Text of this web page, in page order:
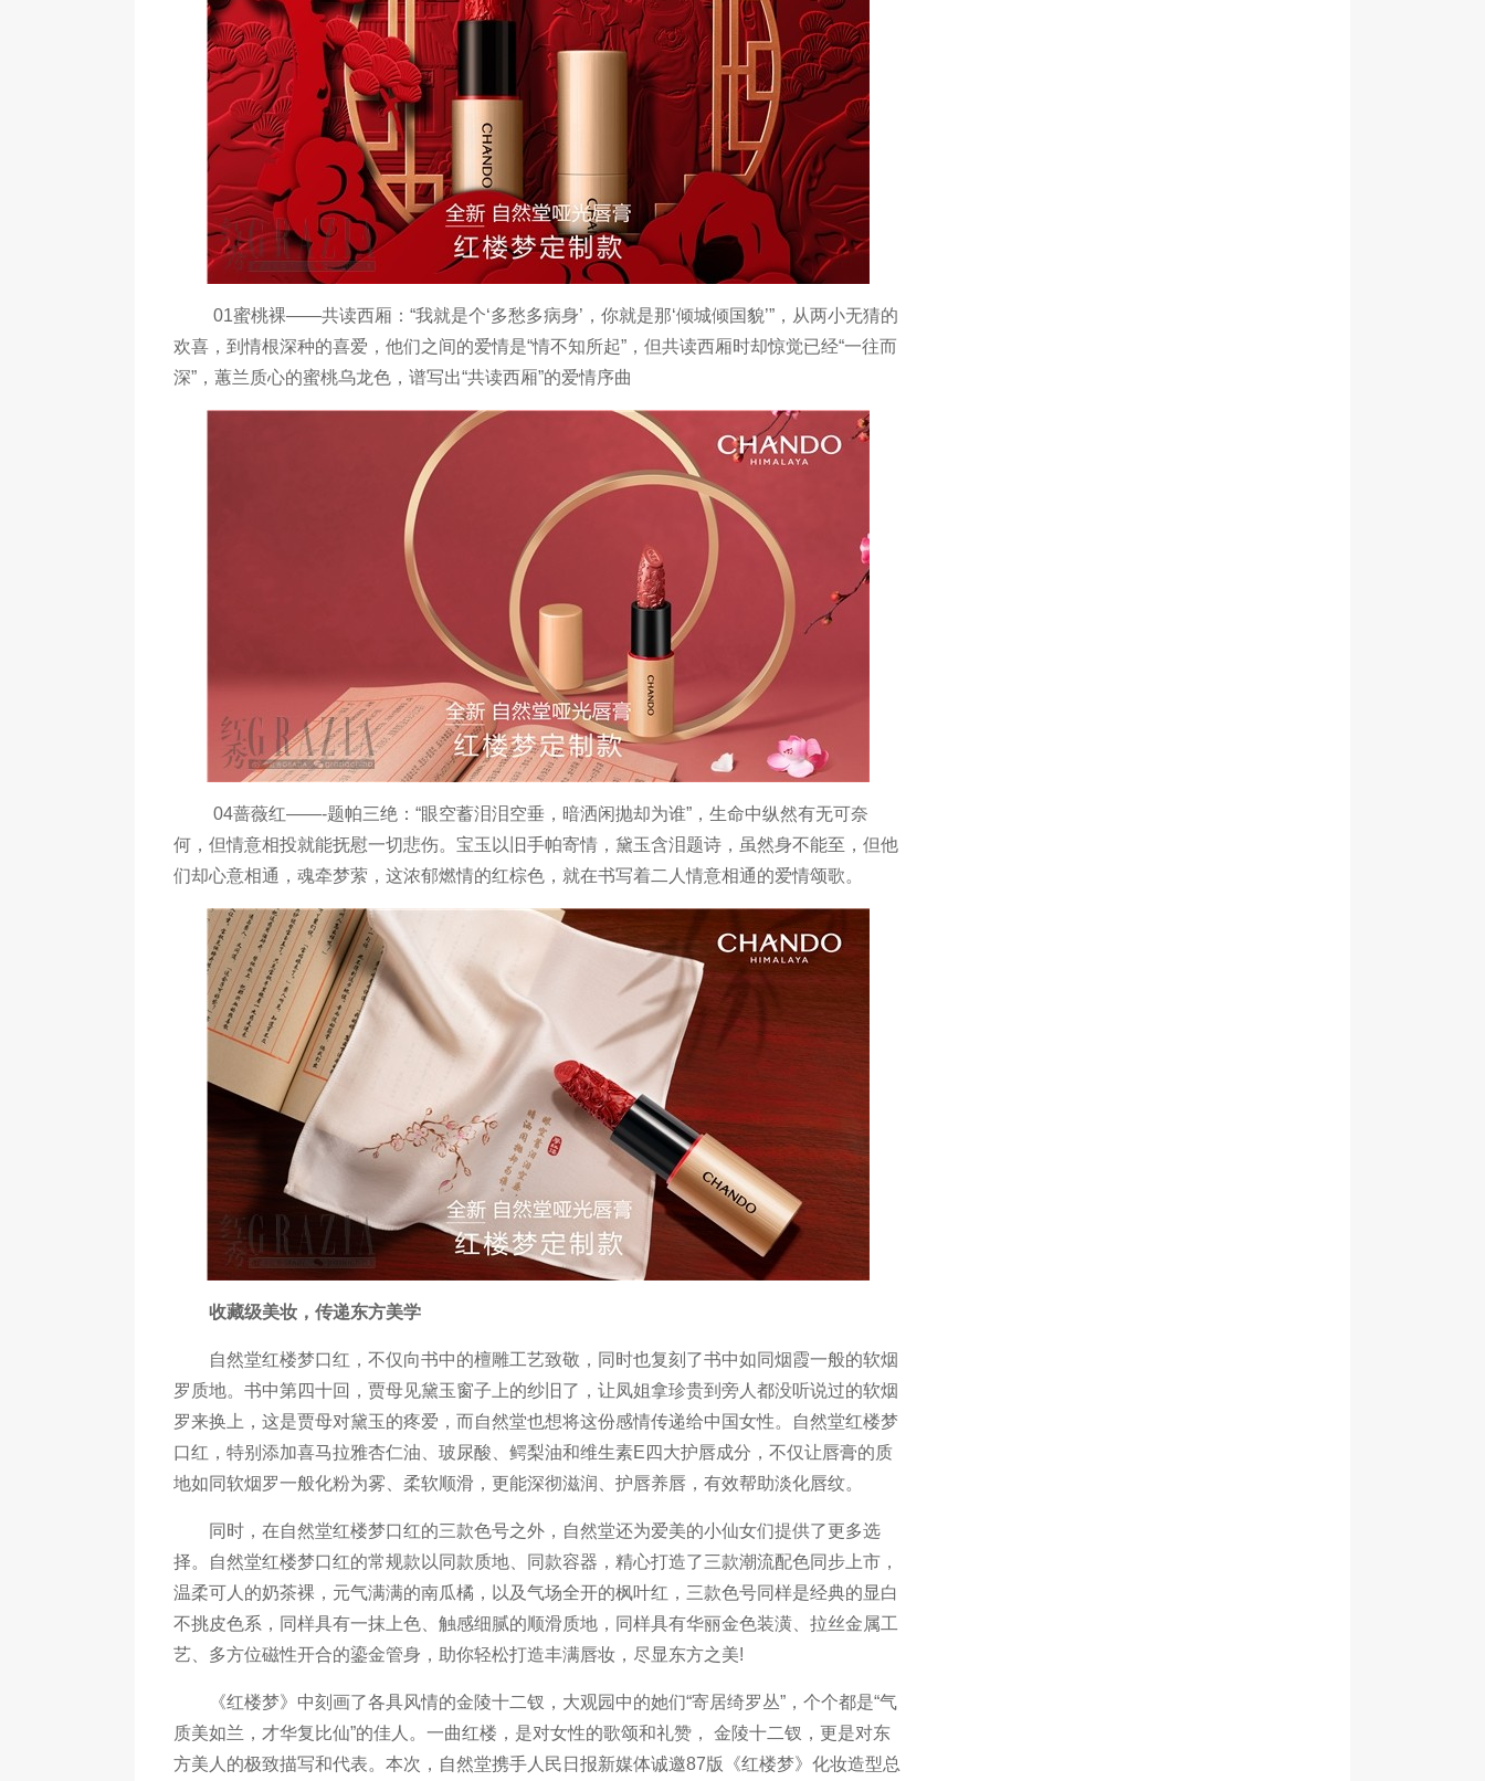
01蜜桃裸——共读西厢：“我就是个‘多愁多病身’，你就是那‘倾城倾国貌’”，从两小无猜的
欢喜，到情根深种的喜爱，他们之间的爱情是“情不知所起”，但共读西厢时却惊觉已经“一往而
深”，蕙兰质心的蜜桃乌龙色，谱写出“共读西厢”的爱情序曲
04蔷薇红——-题帕三绝：“眼空蓄泪泪空垂，暗洒闲抛却为谁”，生命中纵然有无可奈
何，但情意相投就能抚慰一切悲伤。宝玉以旧手帕寄情，黛玉含泪题诗，虽然身不能至，但他
们却心意相通，魂牵梦萦，这浓郁燃情的红棕色，就在书写着二人情意相通的爱情颂歌。
收藏级美妆，传递东方美学
自然堂红楼梦口红，不仅向书中的檀雕工艺致敬，同时也复刻了书中如同烟霞一般的软烟
罗质地。书中第四十回，贾母见黛玉窗子上的纱旧了，让凤姐拿珍贵到旁人都没听说过的软烟
罗来换上，这是贾母对黛玉的疼爱，而自然堂也想将这份感情传递给中国女性。自然堂红楼梦
口红，特别添加喜马拉雅杏仁油、玻尿酸、鳄梨油和维生素E四大护唇成分，不仅让唇膏的质
地如同软烟罗一般化粉为雾、柔软顺滑，更能深彻滋润、护唇养唇，有效帮助淡化唇纹。
同时，在自然堂红楼梦口红的三款色号之外，自然堂还为爱美的小仙女们提供了更多选
择。自然堂红楼梦口红的常规款以同款质地、同款容器，精心打造了三款潮流配色同步上市，
温柔可人的奶茶裸，元气满满的南瓜橘，以及气场全开的枫叶红，三款色号同样是经典的显白
不挑皮色系，同样具有一抹上色、触感细腻的顺滑质地，同样具有华丽金色装潢、拉丝金属工
艺、多方位磁性开合的鎏金管身，助你轻松打造丰满唇妆，尽显东方之美!
《红楼梦》中刻画了各具风情的金陵十二钗，大观园中的她们“寄居绮罗丛”，个个都是“气
质美如兰，才华复比仙”的佳人。一曲红楼，是对女性的歌颂和礼赞， 金陵十二钗，更是对东
方美人的极致描写和代表。本次，自然堂携手人民日报新媒体诚邀87版《红楼梦》化妆造型总